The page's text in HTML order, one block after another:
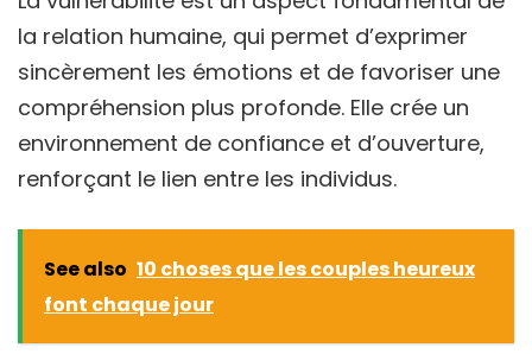
la relation humaine, qui permet d’exprimer
sincèrement les émotions et de favoriser une
compréhension plus profonde. Elle crée un
environnement de confiance et d’ouverture,
renforçant le lien entre les individus.
See also 10 choses que les couples heureux
font chaque jour